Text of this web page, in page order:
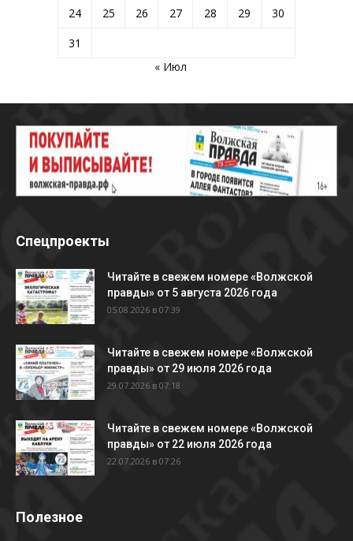
24
25 26 27 28 29
30
31
« Июл
Спецпроекты
Читайте в свежем номере «Волжской
правды» от 5 августа 2026 года
05.08.2026 в 07:39
Читайте в свежем номере «Волжской
правды» от 29 июля 2026 года
29.07.2026 в 07:18
Читайте в свежем номере «Волжской
правды» от 22 июля 2026 года
22.07.2026 в 07:26
Полезное